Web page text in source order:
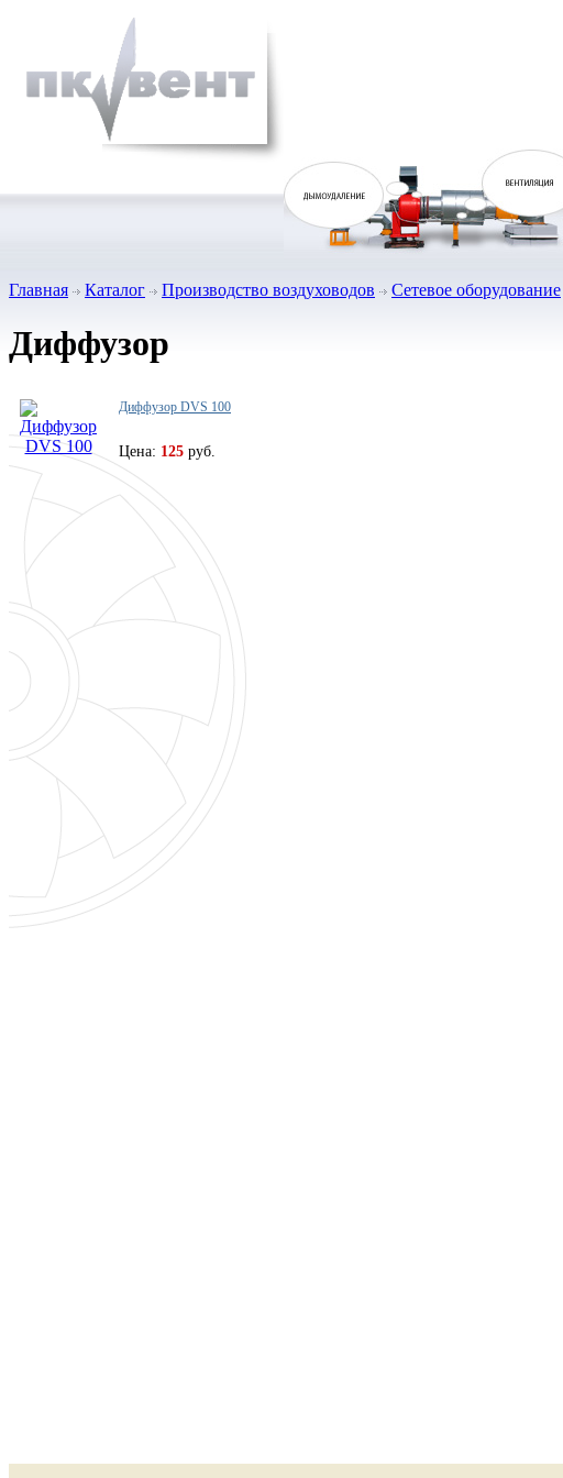
Главная Каталог Производство воздуховодов Сетевое оборудование
Диффузор
Диффузор DVS 100
Цена: 125 руб.